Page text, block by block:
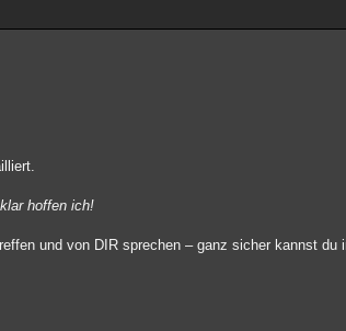
hoffen ich!
und von DIR sprechen – ganz sicher kannst du